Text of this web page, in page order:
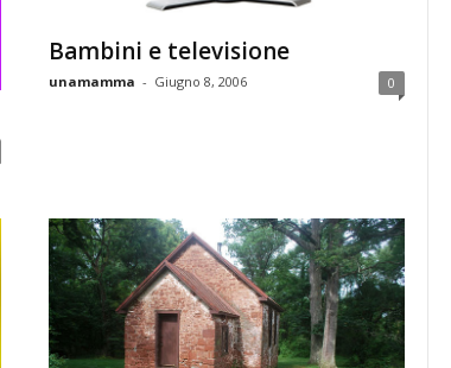
Bambini e televisione
unamamma - Giugno 8, 2006 0